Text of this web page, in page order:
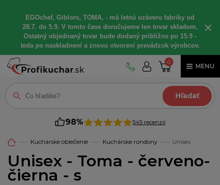
EGOchef, Giblors, TOMA, - má letnú uzáveru fabriky od
28.7. do 5.9. V tomto čase doručujeme len tovar skladom.
Ostatný objednaný tovar bude dodaný približne po 15.9 -
teda po naskladnení a znovu otvorení prevádzok výrobcov.
×
0
MENU
Hľadať
98% 545 recenzií
Kuchárske oblečenie Kuchárske rondony Unisex
Unisex - Toma - červeno-
čierna - s